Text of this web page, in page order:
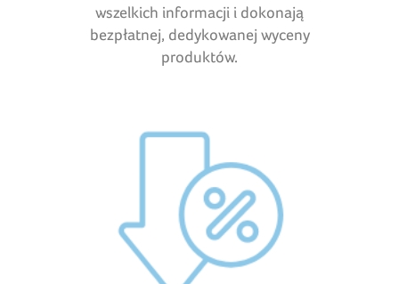
wszelkich informacji i dokonają
bezpłatnej, dedykowanej wyceny
produktów.